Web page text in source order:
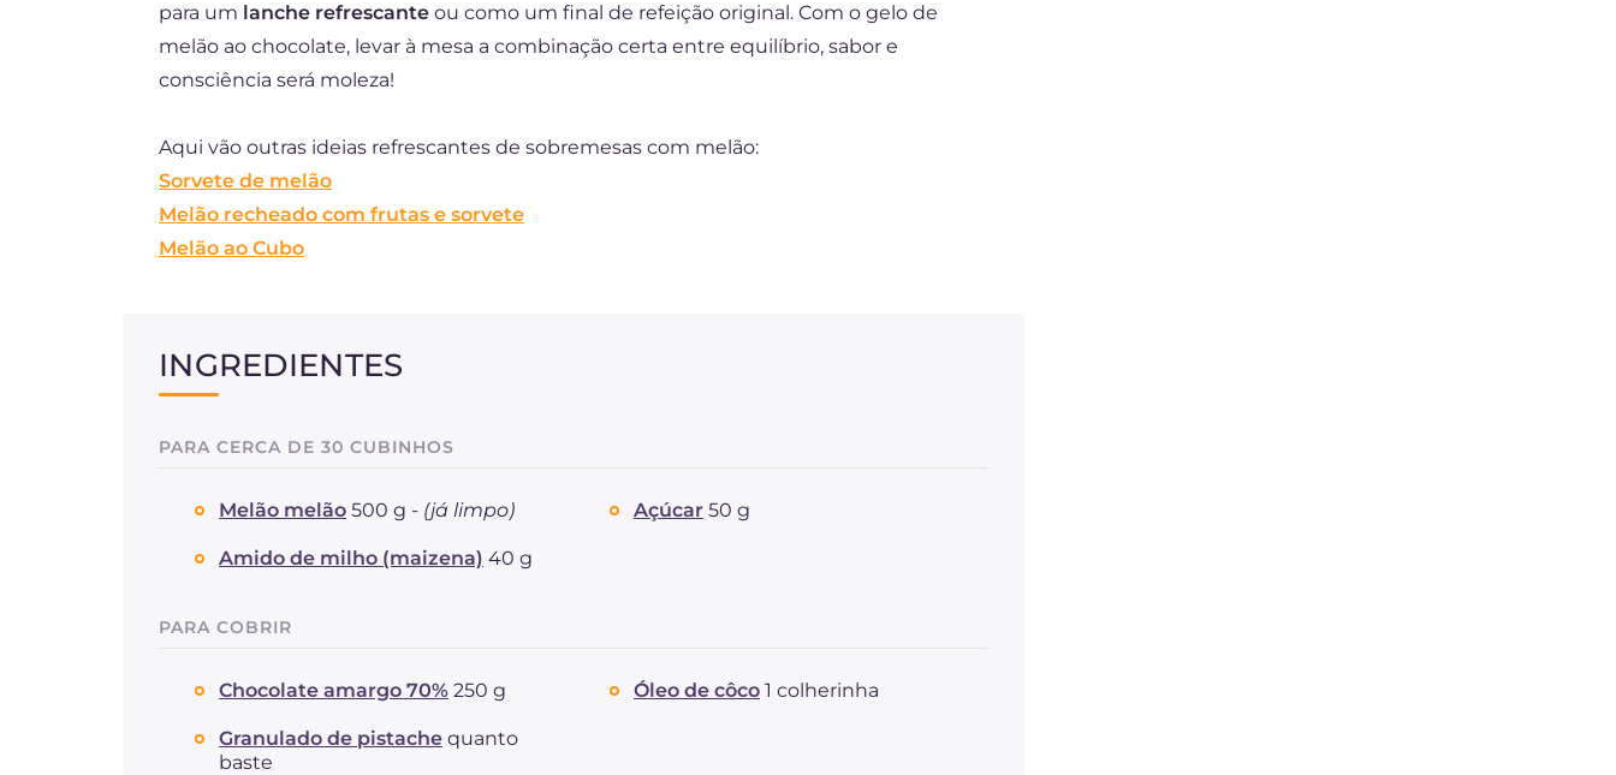
para um lanche refrescante ou como um final de refeição original. Com o gelo de
melão ao chocolate, levar à mesa a combinação certa entre equilíbrio, sabor e
consciência será moleza!
Aqui vão outras ideias refrescantes de sobremesas com melão:
Sorvete de melão
Melão recheado com frutas e sorvete
Melão ao Cubo
INGREDIENTES
PARA CERCA DE 30 CUBINHOS
Melão melão 500 g - (já limpo) Açúcar 50 g
Amido de milho (maizena) 40 g
PARA COBRIR
Chocolate amargo 70% 250 g Óleo de côco 1 colherinha
Granulado de pistache quanto
baste